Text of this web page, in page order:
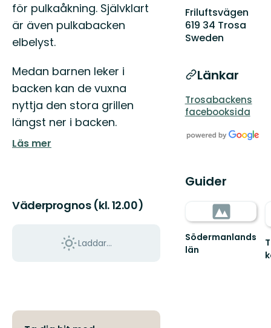
för pulkaåkning. Självklart
är även pulkabacken
elbelyst.
Medan barnen leker i
backen kan de vuxna
nyttja den stora grillen
längst ner i backen.
Läs mer
Väderprognos (kl. 12.00)
Laddar...
Friluftsvägen
619 34 Trosa
Sweden
Länkar
Trosabackens
facebooksida
Guider
Södermanlands
län